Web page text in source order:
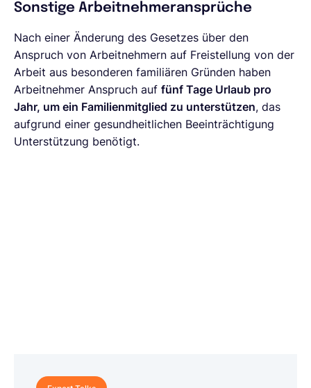
Sonstige Arbeitnehmeransprüche
Nach einer Änderung des Gesetzes über den
Anspruch von Arbeitnehmern auf Freistellung von der
Arbeit aus besonderen familiären Gründen haben
Arbeitnehmer Anspruch auf fünf Tage Urlaub pro
Jahr, um ein Familienmitglied zu unterstützen, das
aufgrund einer gesundheitlichen Beeinträchtigung
Unterstützung benötigt.